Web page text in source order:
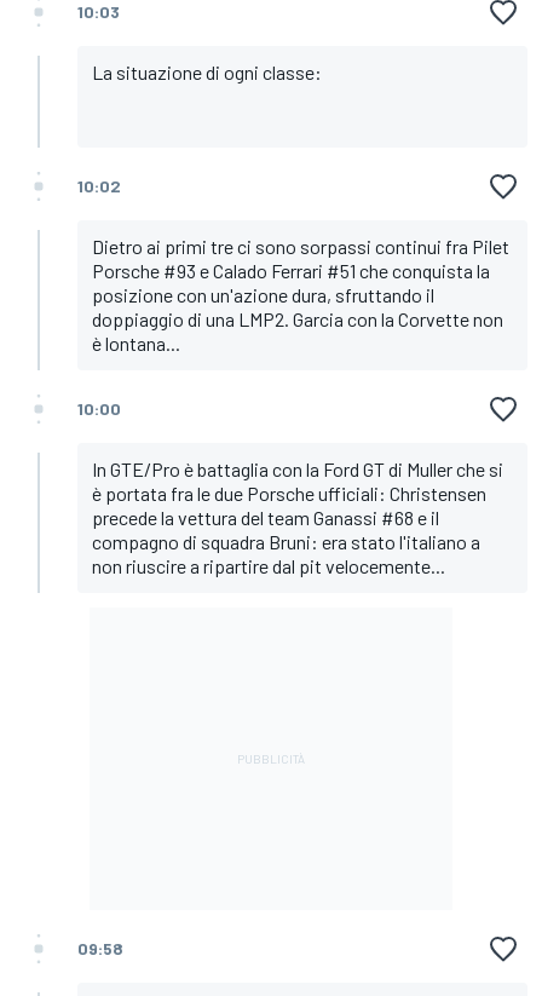
10:03
La situazione di ogni classe:
10:02
Dietro ai primi tre ci sono sorpassi continui fra Pilet
Porsche #93 e Calado Ferrari #51 che conquista la
posizione con un'azione dura, sfruttando il
doppiaggio di una LMP2. Garcia con la Corvette non
è lontana...
10:00
In GTE/Pro è battaglia con la Ford GT di Muller che si
è portata fra le due Porsche ufficiali: Christensen
precede la vettura del team Ganassi #68 e il
compagno di squadra Bruni: era stato l'italiano a
non riuscire a ripartire dal pit velocemente...
09:58